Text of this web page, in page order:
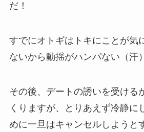
だ！
すでにオトギはトキにことが気
ないから動揺がハンパない（汗）
その後、デートの誘いを受ける
くりますが、とりあえず冷静に
めに一旦はキャンセルしようと